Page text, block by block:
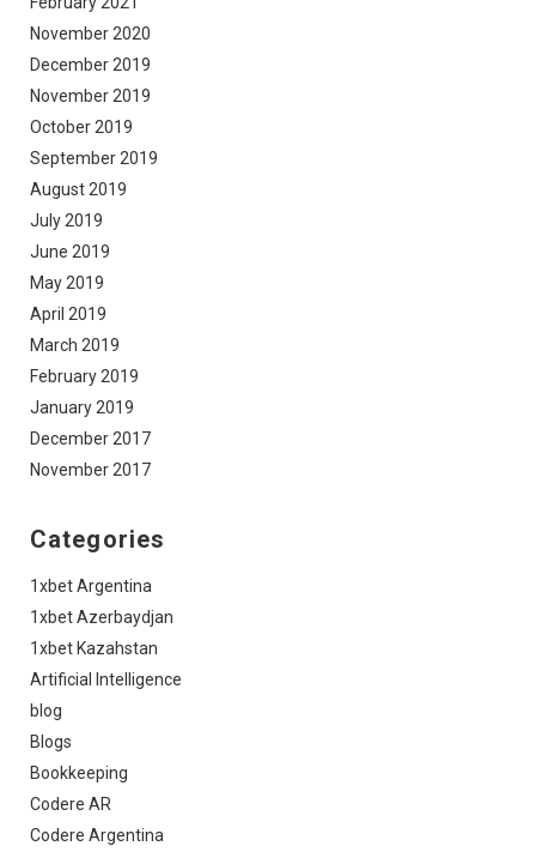
November 2020
December 2019
November 2019
October 2019
September 2019
August 2019
July 2019
June 2019
May 2019
April 2019
March 2019
February 2019
January 2019
December 2017
November 2017
Categories
1xbet Argentina
1xbet Azerbaydjan
1xbet Kazahstan
Artificial Intelligence
blog
Blogs
Bookkeeping
Codere AR
Codere Argentina